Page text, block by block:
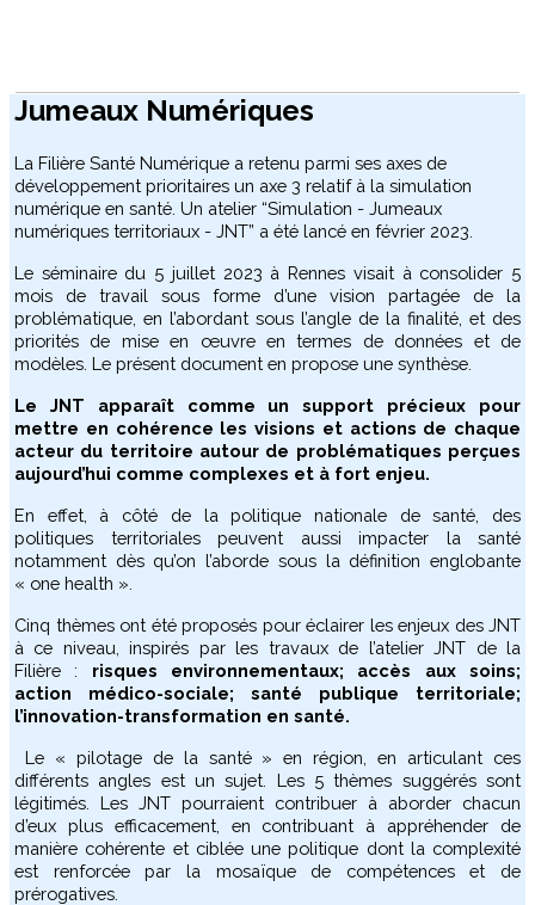
Jumeaux Numériques
La Filière Santé Numérique a retenu parmi ses axes de
développement prioritaires un axe 3 relatif à la simulation
numérique en santé. Un atelier “Simulation - Jumeaux
numériques territoriaux - JNT” a été lancé en février 2023.
Le séminaire du 5 juillet 2023 à Rennes visait à consolider 5
mois de travail sous forme d’une vision partagée de la
problématique, en l’abordant sous l’angle de la finalité, et des
priorités de mise en œuvre en termes de données et de
modèles. Le présent document en propose une synthèse.
Le JNT apparaît comme un support précieux pour
mettre en cohérence les visions et actions de chaque
acteur du territoire autour de problématiques perçues
aujourd’hui comme complexes et à fort enjeu.
En effet, à côté de la politique nationale de santé, des
politiques territoriales peuvent aussi impacter la santé
notamment dès qu’on l’aborde sous la définition englobante
« one health ».
Cinq thèmes ont été proposés pour éclairer les enjeux des JNT
à ce niveau, inspirés par les travaux de l’atelier JNT de la
Filière : risques environnementaux; accès aux soins;
action médico-sociale; santé publique territoriale;
l’innovation-transformation en santé.
Le « pilotage de la santé » en région, en articulant ces
différents angles est un sujet. Les 5 thèmes suggérés sont
légitimés. Les JNT pourraient contribuer à aborder chacun
d’eux plus efficacement, en contribuant à appréhender de
manière cohérente et ciblée une politique dont la complexité
est renforcée par la mosaïque de compétences et de
prérogatives.